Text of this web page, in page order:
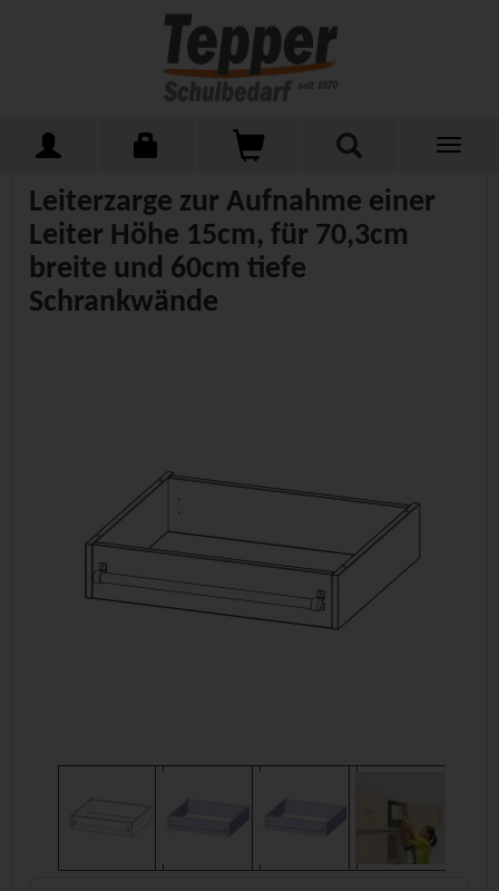
Toggle
Home Schulmöbel Schränke Zubehör
Leiterzarge zur Aufnahme einer
Leiter Höhe 15cm, für 70,3cm
breite und 60cm tiefe
Schrankwände